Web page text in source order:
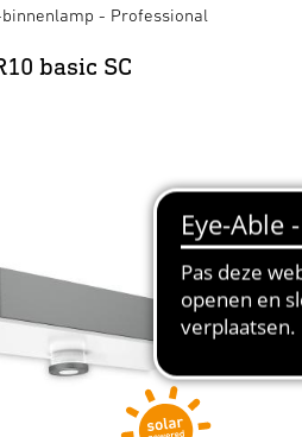
binnenlamp - Professional
basic SC